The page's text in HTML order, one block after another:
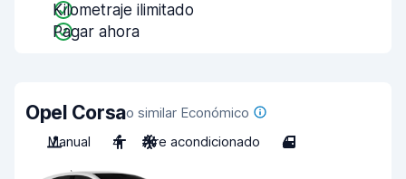
Kilometraje ilimitado
Pagar ahora
Opel Corsao similar Económico
Manual
4 Aire acondicionado 4